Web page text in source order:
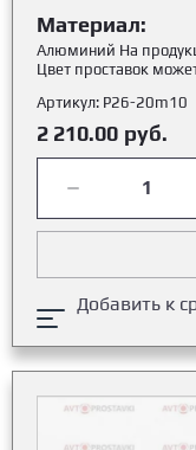
Материал:
Алюминий На
Цвет проставок
Артикул: Р26-20m10
2 210.00 руб.
Добавить к